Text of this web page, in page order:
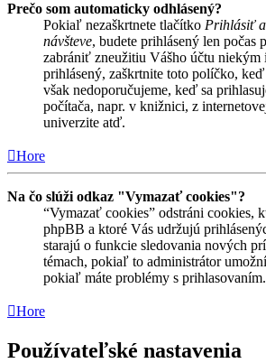
Prečo som automaticky odhlásený?
Pokiaľ nezaškrtnete tlačítko Prihlásiť
návšteve, budete prihlásený len počas
zabrániť zneužitiu Vášho účtu niekým
prihlásený, zaškrtnite toto políčko,
však nedoporučujeme, keď sa
počítača, napr. v knižnici, z
univerzite atď.
Hore
Na čo slúži odkaz "Vymazať cookies"?
“Vymazať cookies” odstráni cookies,
phpBB a ktoré Vás udržujú
starajú o funkcie sledovania nových
témach, pokiaľ to administrátor
pokiaľ máte problémy s prihlasovaním.
Hore
Používateľské nastavenia